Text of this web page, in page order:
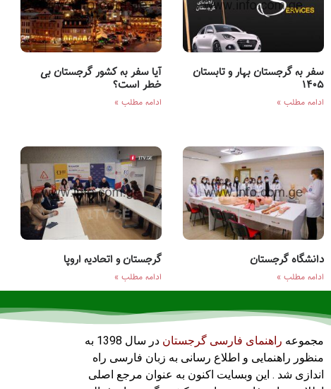
سفر به گرجستان بهار و تابستان
۱۴۰۵
ادامه مطلب »
آیا سفر به کشور گرجستان بی
خطر است؟
ادامه مطلب »
دانشگاه گرجستان
ادامه مطلب »
گرجستان و اتحادیه اروپا
ادامه مطلب »
مجموعه راهنمای فارسی گرجستان
در سال 1398 به
منظور راهنمایی و اطلاع رسانی به زبان فارسی راه
اندازی شد . این وبسایت اکنون به عنوان مرجع اصلی